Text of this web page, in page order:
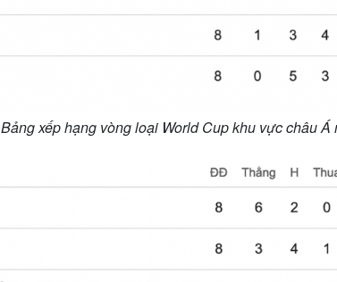
Bảng xếp hạng vòng loại World Cup khu vực châu Á